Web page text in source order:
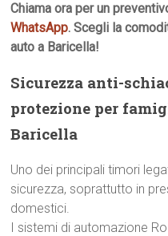
Chiama ora per un
WhatsApp. Scegli la
auto a Baricella!
Sicurezza anti-
protezione per
Baricella
Uno dei principali timori
sicurezza, soprattutto in
domestici.
I sistemi di automazione